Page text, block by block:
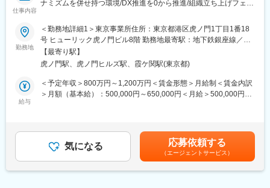
■キャリアパス：
アップや、スペシャリストとして業務を極めていっていただくこ
とも可能です。
■魅力：
担する等、エンジニアの就業環境をサポートする体制が整ってい
ます。
業・給食事業・訪問介護事業等、地域の「医・食・住」のインフ
ラとして
地域住民の健康を支えるトータルサービス事業を展開していま
す。地域に根差した医療サービスの提供を目指し、医薬連携によ
仕事内容
ナミズムを併せ持つ環境/DX推進を0から推進/組織立ち上げフェー
■概要
メディカルシステムネットワークでは、顧客データ・顧客接点・
データ活用を統合する「共通基盤システム」を構築するため、開
発チームを新規に立ち上げました。
グループ内には多様な事業（薬局、物流、医薬品製造販売、薬局
DX）が存在していますが、それぞれの顧客データや接点が最適化
しきれていない課題があります。これらを統合し、ポータルサイ
この巨大構想を、AWSを中心としたモダンなアーキテクチャで形
にし、技術選定から実装を泥臭く、かつ戦略的に主導いただける
テックリードを募集します。ゆくゆくは開発リーダー・開発部長
勤務地
＜勤務地詳細1＞東京事業所住所：東京都港区虎ノ門1丁目1番18
号 ヒューリック虎ノ門ビル8階 勤務地最寄駅：地下鉄銀座線／虎
ノ門駅受動喫煙対策：屋内全面禁煙＜勤務地詳細2＞全国（ご自宅
からのフルリモート中心）住所：支社・支店／全国各地 受動喫煙
トワーク含む）
【最寄り駅】
虎ノ門駅、虎ノ門ヒルズ駅、霞ケ関駅(東京都)
給与
＜予定年収＞800万円～1,200万円＜賃金形態＞月給制＜賃金内訳
＞月額（基本給）：500,000円～650,000円＜月給＞500,000円～
し決定致します。※賞与：年2回支給（合計3か月分支給）賃金は
あくまでも目安の金額であり、選考を通じて上下する可能性があ
ります。月給(月額)は固定手当を含めた表記です。
気になる 応募依頼する
（エージェントサービス）